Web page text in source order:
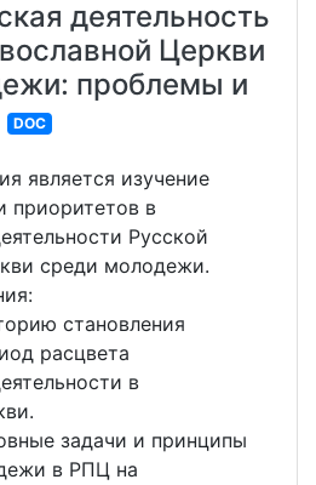
деятельность
Церкви
проблемы и
DOC
является изучение
приоритетов в
Русской
среди молодежи.
становления
расцвета
в
задачи и принципы
в РПЦ на